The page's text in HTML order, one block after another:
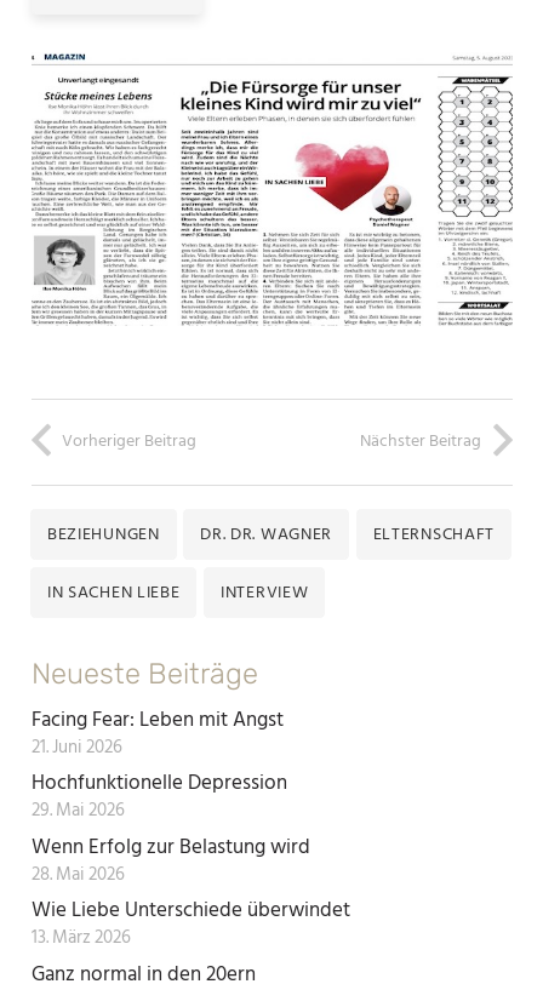
Vorheriger Beitrag Nächster Beitrag
BEZIEHUNGEN DR. DR. WAGNER ELTERNSCHAFT
IN SACHEN LIEBE INTERVIEW
Neueste Beiträge
Facing Fear: Leben mit Angst
21. Juni 2026
Hochfunktionelle Depression
29. Mai 2026
Wenn Erfolg zur Belastung wird
28. Mai 2026
Wie Liebe Unterschiede überwindet
13. März 2026
Ganz normal in den 20ern